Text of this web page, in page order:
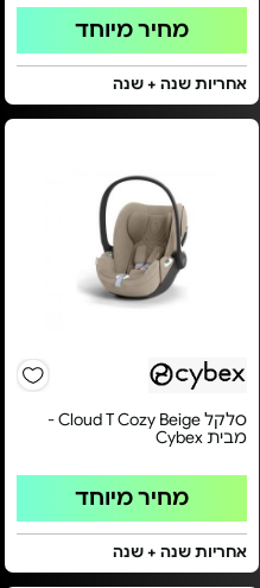
מחיר מיוחד
אחריות שנה + שנה
סלקל Cloud T Cozy Beige -
מבית Cybex
מחיר מיוחד
אחריות שנה + שנה